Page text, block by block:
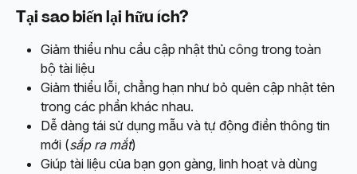
Tại sao biến lại hữu ích?
Giảm thiểu nhu cầu cập nhật thủ công trong toàn
bộ tài liệu
Giảm thiểu lỗi, chẳng hạn như bỏ quên cập nhật tên
trong các phần khác nhau.
Dễ dàng tái sử dụng mẫu và tự động điền thông tin
mới (sắp ra mắt)
Giúp tài liệu của bạn gọn gàng, linh hoạt và dùng